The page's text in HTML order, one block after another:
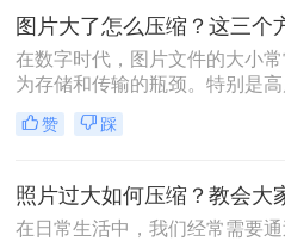
缩照片大小，帮助您轻松应对这
求。
在数字时代，图片文件的大小
为存储和传输的瓶颈。特别是高
的图片，其文件体积往往较大，
占用大量存储空间，还会影响上
么压缩呢？以下是四种常用的图
缩方法，帮助您轻松解决这一问
赞 踩
在日常生活中，我们经常需要